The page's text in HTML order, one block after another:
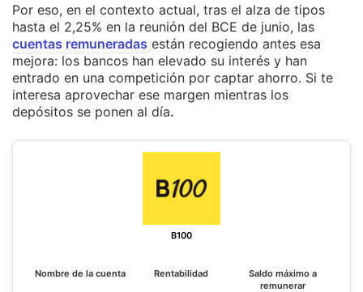
Por eso, en el contexto actual, tras el alza de tipos
hasta el 2,25% en la reunión del BCE de junio, las
cuentas remuneradas están recogiendo antes esa
mejora: los bancos han elevado su interés y han
entrado en una competición por captar ahorro. Si te
interesa aprovechar ese margen mientras los
depósitos se ponen al día.
B100
Nombre de la cuenta Rentabilidad
Saldo máximo a
remunerar